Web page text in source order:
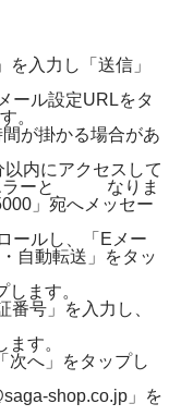
を入力し「送信」
ール設定URLをタ
。
が掛かる場合があ
内にアクセスして
エラーと なりま
」宛へメッセー
ールし、「Eメー
自動転送」をタッ
ます。
番号」を入力し、
す。
次へ」をタップし
shop.co.jp」を